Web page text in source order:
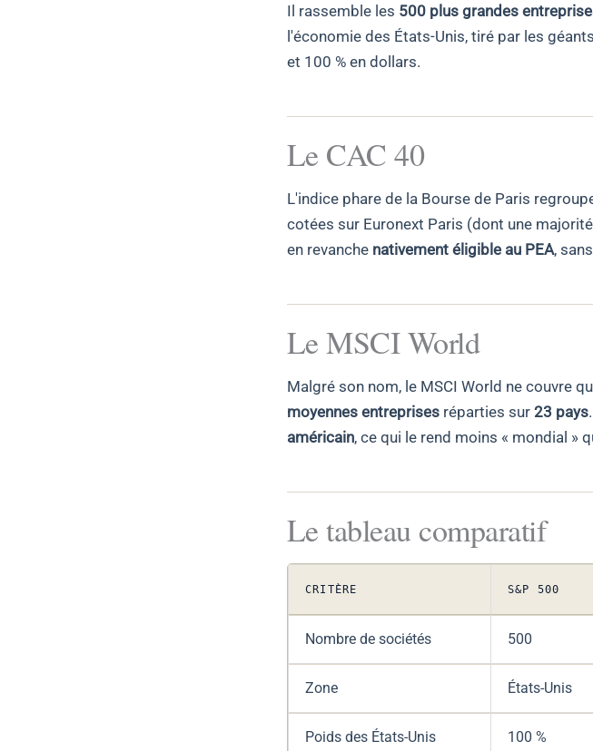
Il rassemble les 500 plus grandes
l'économie des États-Unis, tiré par les
et 100 % en dollars.
Le CAC 40
L'indice phare de la Bourse de Paris
cotées sur Euronext Paris (dont une
en revanche nativement éligible au PEA,
Le MSCI World
Malgré son nom, le MSCI World ne couvre
moyennes entreprises réparties sur 23 pays
américain, ce qui le rend moins « mondial »
Le tableau comparatif
CRITÈRE S&P 500
Nombre de sociétés 500
Zone États-Unis
Poids des États-Unis 100 %